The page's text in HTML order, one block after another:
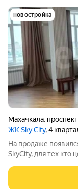
новостройка
Махачкала,
ЖК Sky City, 4
На продаже
SkyCity, для тех кто
Возможна продажа
500м2 Продуманная